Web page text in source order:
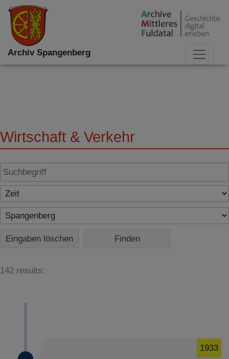
Archiv Spangenberg
Wirtschaft & Verkehr
Eingaben löschen
142 results:
1933